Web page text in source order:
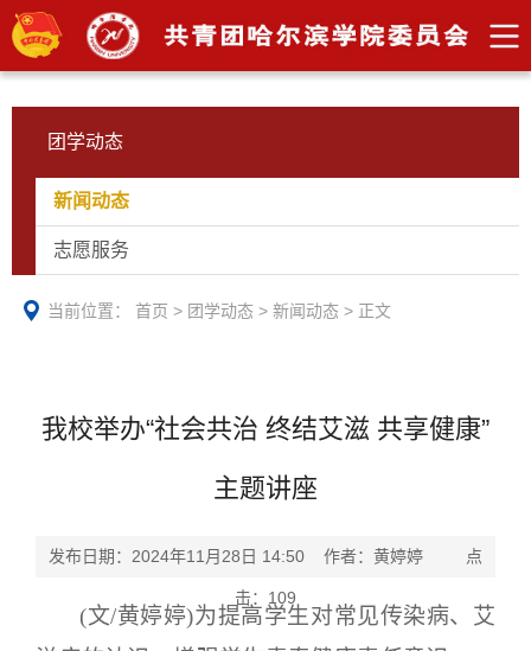
团学动态
新闻动态
志愿服务
当前位置： 首页 > 团学动态 > 新闻动态 > 正文
我校举办“社会共治 终结艾滋 共享健康”
主题讲座
发布日期：2024年11月28日 14:50 作者：黄婷婷 点
击： 109
(文/黄婷婷)为提高学生对常见传染病、艾